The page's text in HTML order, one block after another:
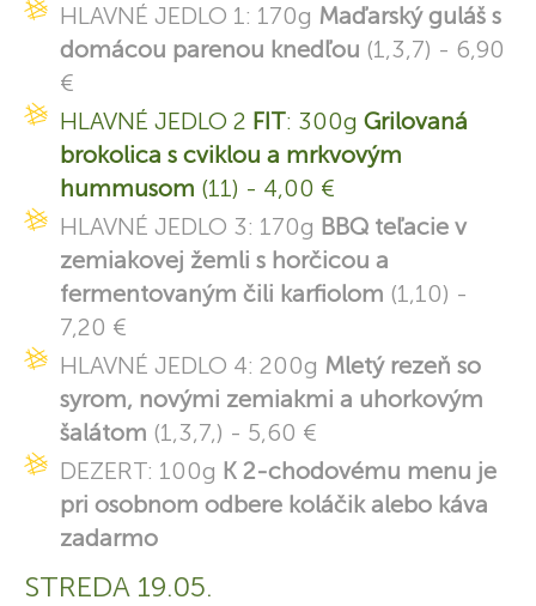
HLAVNÉ JEDLO 1: 170g Maďarský guláš s
domácou parenou knedľou (1,3,7) - 6,90
€
HLAVNÉ JEDLO 2 FIT: 300g Grilovaná
brokolica s cviklou a mrkvovým
hummusom (11) - 4,00 €
HLAVNÉ JEDLO 3: 170g BBQ teľacie v
zemiakovej žemli s horčicou a
fermentovaným čili karfiolom (1,10) -
7,20 €
HLAVNÉ JEDLO 4: 200g Mletý rezeň so
syrom, novými zemiakmi a uhorkovým
šalátom (1,3,7,) - 5,60 €
DEZERT: 100g K 2-chodovému menu je
pri osobnom odbere koláčik alebo káva
zadarmo
STREDA 19.05.